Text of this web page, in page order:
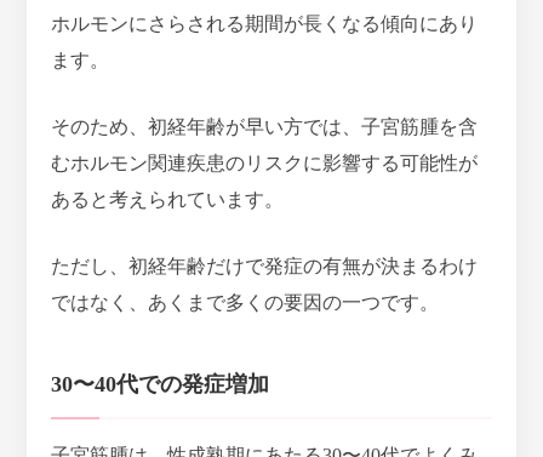
ホルモンにさらされる期間が長くなる傾向にあり
ます。
そのため、初経年齢が早い方では、子宮筋腫を含
むホルモン関連疾患のリスクに影響する可能性が
ある と考えられています。
ただし、初経年齢だけで発症の有無が決まるわけ
ではなく、あくまで多くの要因の一つです。
30〜40代での発症増加